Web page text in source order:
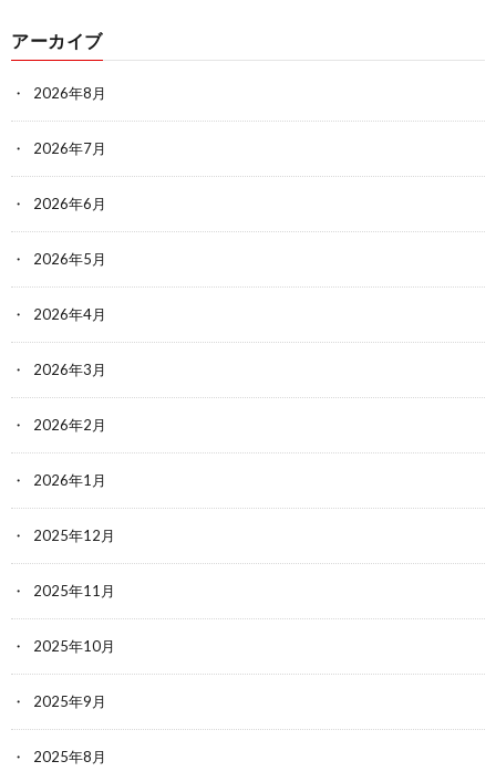
アーカイブ
2026年8月
2026年7月
2026年6月
2026年5月
2026年4月
2026年3月
2026年2月
2026年1月
2025年12月
2025年11月
2025年10月
2025年9月
2025年8月